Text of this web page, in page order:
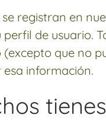
se registran en
de usuario.
que no
información.